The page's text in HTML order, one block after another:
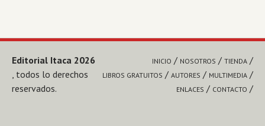
Editorial Itaca 2026
, todos lo derechos
reservados.
INICIO NOSOTROS
TIENDA
LIBROS GRATUITOS
AUTORES
MULTIMEDIA
ENLACES
CONTACTO